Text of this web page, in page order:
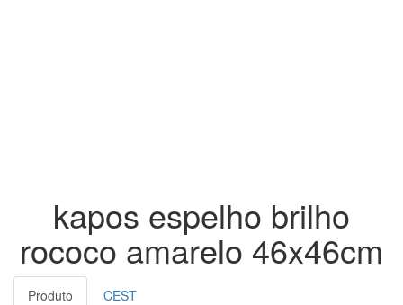
kapos espelho brilho
rococo amarelo 46x46cm
Produto CEST